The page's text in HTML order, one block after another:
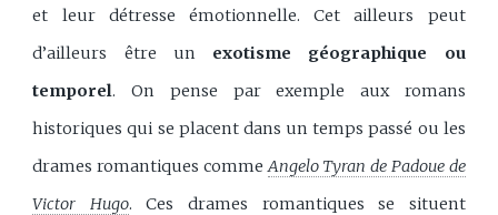
et leur détresse émotionnelle. Cet ailleurs peut
d’ailleurs être un exotisme géographique ou
temporel. On pense par exemple aux romans
historiques qui se placent dans un temps passé ou les
drames romantiques commeAngelo Tyran de Padoue de
Victor Hugo. Ces drames romantiques se situent